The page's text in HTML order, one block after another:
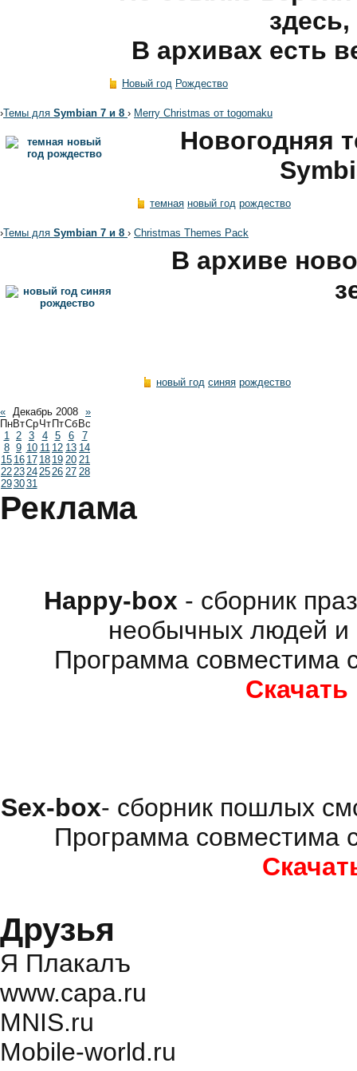
В архивах есть
Новый год Рождество
›Темы для Symbian 7 и 8 › Merry Christmas от togomaku
Новогодняя
темная новый год рождество
›Темы для Symbian 7 и 8 › Christmas Themes Pack
В архиве
новый год синяя рождество
« Декабрь 2008 »
ПнВтСрЧт ПтСб Вс
1 2 3 4 5 6
7
8 9 10 11 12 13 14
15 16 17 18 19 20 21
2223242526 27 28
293031
Реклама
Happy-box - сборник
необычных людей и
Программа совместима
Sex-box- сборник пошлых
Программа совместима
Друзья
Я Плакалъ
www.capa.ru
MNIS.ru
Mobile-world.ru